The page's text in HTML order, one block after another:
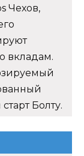
Чехов,
вкладам.
Болту.